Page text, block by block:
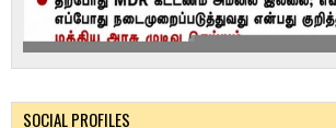
SOCIAL PROFILES